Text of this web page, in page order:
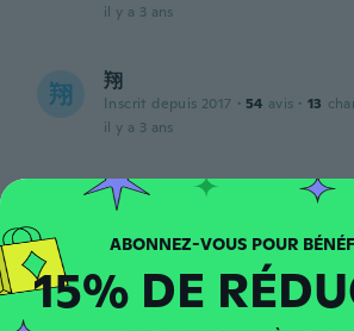
il y a 3 ans
翔 翔
Inscrit depuis 2017 · 54 avis · 13
il y a 3 ans
ahmad
..
il y a 3 ans
15% DE